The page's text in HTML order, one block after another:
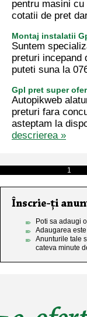
pentru masini
cotatii de pret
Montaj instalatii
Suntem
preturi incepand
puteti suna la
Gpl pret super
Autopikweb
preturi fara
asteptam la
descrierea »
1
Poti sa adaugi
Adaugarea este
Anunturile tale
cateva minute